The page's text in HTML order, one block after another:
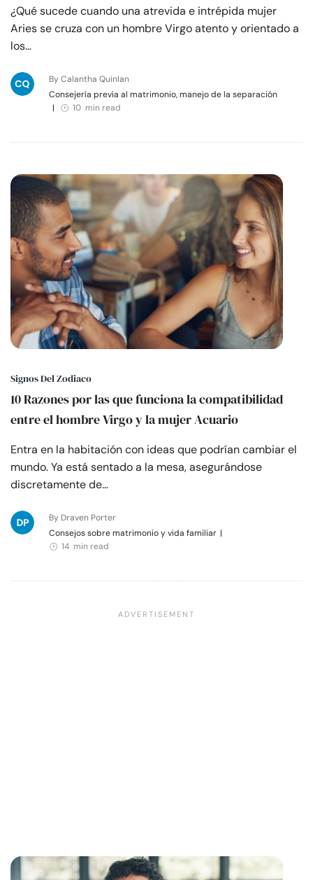
¿Qué sucede cuando una atrevida e intrépida mujer
Aries se cruza con un hombre Virgo atento y orientado a
los…
By Calantha Quinlan
Consejería previa al matrimonio, manejo de la separación
|
10 min read
Signos Del Zodiaco
10 Razones por las que funciona la compatibilidad
entre el hombre Virgo y la mujer Acuario
Entra en la habitación con ideas que podrían cambiar el
mundo. Ya está sentado a la mesa, asegurándose
discretamente de…
By Draven Porter
Consejos sobre matrimonio y vida familiar |
14 min read